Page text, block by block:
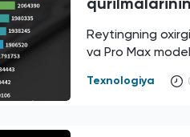
Reytingning
va Pro Max
Texnologiya